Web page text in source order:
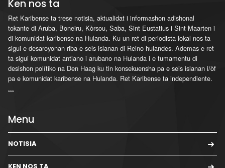
Ken nos ta
Ret Karibense ta trese notisia, aktualidat i informashon adishonal
tokante di Aruba, Boneiru, Kòrsou, Saba, Sint Eustatius i Sint Maarten i
di komunidat karibense na Hulanda. Ku un ret di periodista lokal nos ta
sigui e desaroyonan riba e seis islanan di Reino hulandes. Ademas e ret
ta sigui komunidat antiano i arubano na Hulanda i e tumamentu di
desishon polítiko na Den Haag ku tin konsekuensha pa e seis islanan i/òf
pa e komunidat karibense na Hulanda. Ret Karibense ta independiente.
...
Menu
NOTISIA
KEN NOS TA